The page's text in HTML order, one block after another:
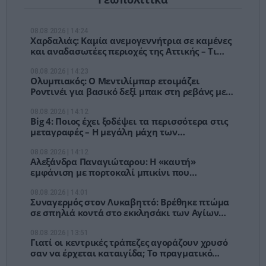
Χαρδαλιάς: Καμία ανεμογεννήτρια σε καμένες
και αναδασωτέες περιοχές της Αττικής – Τι
Ολυμπιακός: Ο Μεντιλίμπαρ ετοιμάζει
Ροντινέι για βασικό δεξί μπακ στη ρεβάνς με
Big 4: Ποιος έχει ξοδέψει τα περισσότερα στις
μεταγραφές – Η μεγάλη μάχη των
Αλεξάνδρα Παναγιώταρου: Η «καυτή»
εμφάνιση με πορτοκαλί μπικίνι που
Συναγερμός στον Λυκαβηττό: Βρέθηκε πτώμα
σε σπηλιά κοντά στο εκκλησάκι των Αγίων
Γιατί οι κεντρικές τράπεζες αγοράζουν χρυσό
σαν να έρχεται καταιγίδα; Το πραγματικό